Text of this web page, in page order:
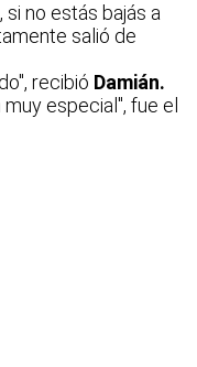
no estás bajás a
salió de
recibió Damián.
especial", fue el